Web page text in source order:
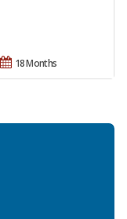
18 Months